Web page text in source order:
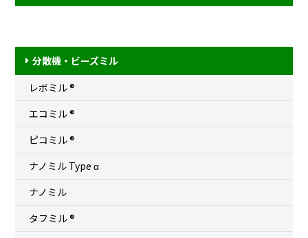
分散機・ビーズミル
レボミル ®
エコミル ®
ピコミル ®
ナノミル Typeα
ナノミル
タフミル ®